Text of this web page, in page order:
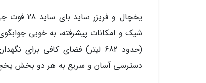
(حدود 682 لیتر) فضای کافی
دسترسی آسان و سریع به هر دو بخش